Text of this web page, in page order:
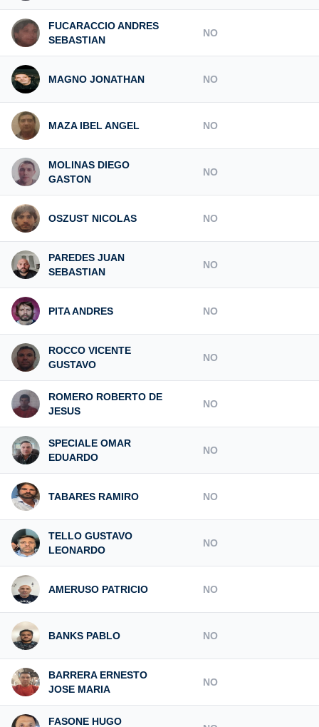
FUCARACCIO ANDRES
SEBASTIAN
NO
MAGNO JONATHAN NO
MAZA IBEL ANGEL NO
MOLINAS DIEGO
GASTON
NO
OSZUST NICOLAS NO
PAREDES JUAN
SEBASTIAN
NO
PITA ANDRES NO
ROCCO VICENTE
GUSTAVO
NO
ROMERO ROBERTO DE
JESUS
NO
SPECIALE OMAR
EDUARDO
NO
TABARES RAMIRO NO
TELLO GUSTAVO
LEONARDO
NO
AMERUSO PATRICIO NO
BANKS PABLO NO
BARRERA ERNESTO
JOSE MARIA
NO
FASONE HUGO